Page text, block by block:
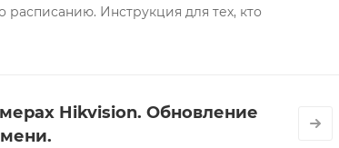
Инструкция для тех, кто
Hikvision. Обновление